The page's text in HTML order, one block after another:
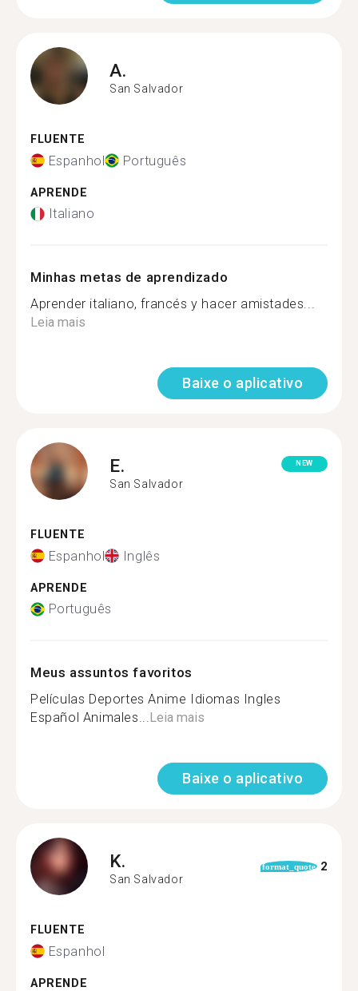
A.
San Salvador
FLUENTE
Espanhol Português
APRENDE
Italiano
Minhas metas de aprendizado
Aprender italiano, francés y hacer amistades...
Leia mais
Baixe o aplicativo
E.
San Salvador
NEW
FLUENTE
Espanhol Inglês
APRENDE
Português
Meus assuntos favoritos
Películas Deportes Anime Idiomas Ingles
Español Animales...Leia mais
Baixe o aplicativo
K.
San Salvador
format_quote 2
FLUENTE
Espanhol
APRENDE